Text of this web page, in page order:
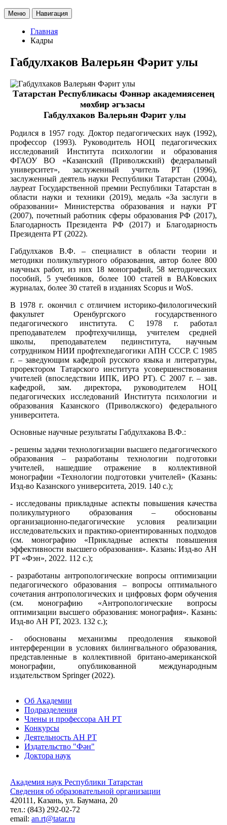
Меню Навигация
Главная
Кадры
Габдулхаков Валерьян Фәрит улы
Татарстан Республикасы Фәннәр академиясенең
мөхбир әгъзасы
Габдулхаков Валерьян Фәрит улы
Родился в 1957 году. Доктор педагогических наук (1992),
профессор (1993). Руководитель НОЦ педагогических
исследований Института психологии и образования
ФГАОУ ВО «Казанский (Приволжский) федеральный
университет», заслуженный учитель РТ (1996),
заслуженный деятель науки Республики Татарстан (2004),
лауреат Государственной премии Республики Татарстан в
области науки и техники (2019), медаль «За заслуги в
образовании» Министерства образования и науки РТ
(2007), почетный работник сферы образования РФ (2017),
Благодарность Президента РФ (2017) и Благодарность
Президента РТ (2022).
Габдулхаков В.Ф. – специалист в области теории и
методики поликультурного образования, автор более 800
научных работ, из них 18 монографий, 58 методических
пособий, 5 учебников, более 100 статей в ВАКовских
журналах, более 30 статей в изданиях Scopus и WoS.
В 1978 г. окончил с отличием историко-филологический
факультет Оренбургского государственного
педагогического института. С 1978 г. работал
преподавателем профтехучилища, учителем средней
школы, преподавателем пединститута, научным
сотрудником НИИ профтехпедагогики АПН СССР. С 1985
г. – заведующим кафедрой русского языка и литературы,
проректором Татарского института усовершенствования
учителей (впоследствии ИПК, ИРО РТ). С 2007 г. – зав.
кафедрой, зам. директора, руководителем НОЦ
педагогических исследований Института психологии и
образования Казанского (Приволжского) федерального
университета.
Основные научные результаты Габдулхакова В.Ф.:
- решены задачи технологизации высшего педагогического
образования – разработаны технологии подготовки
учителей, нашедшие отражение в коллективной
монографии «Технологии подготовки учителей» (Казань:
Изд-во Казанского университета, 2019. 140 с.);
- исследованы прикладные аспекты повышения качества
поликультурного образования – обоснованы
организационно-педагогические условия реализации
исследовательских и практико-ориентированных подходов
(см. монографию «Прикладные аспекты повышения
эффективности высшего образования». Казань: Изд-во АН
РТ «Фэн», 2022. 112 с.);
- разработаны антропологические вопросы оптимизации
педагогического образования – вопросы оптимального
сочетания антропологических и цифровых форм обучения
(см. монографию «Антропологические вопросы
оптимизации высшего образования: монография». Казань:
Изд-во АН РТ, 2023. 132 с.);
- обоснованы механизмы преодоления языковой
интерференции в условиях билингвального образования,
представленные в коллективной британо-американской
монографии, опубликованной международным
издательством Springer (2022).
Об Академии
Подразделения
Члены и профессора АН РТ
Конкурсы
Деятельность АН РТ
Издательство "Фән"
Доктора наук
Академия наук Республики Татарстан
Сведения об образовательной организации
420111, Казань, ул. Баумана, 20
тел.: (843) 292-02-72
email: an.rt@tatar.ru